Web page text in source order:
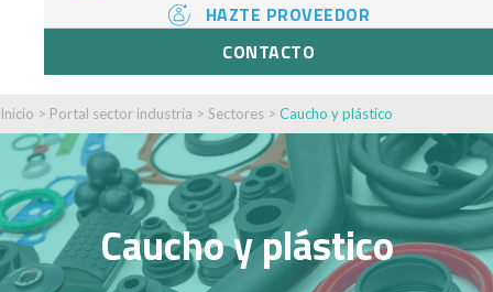
HAZTE PROVEEDOR
CONTACTO
Inicio > Portal sector industria > Sectores > Caucho y plástico
Caucho y plástico